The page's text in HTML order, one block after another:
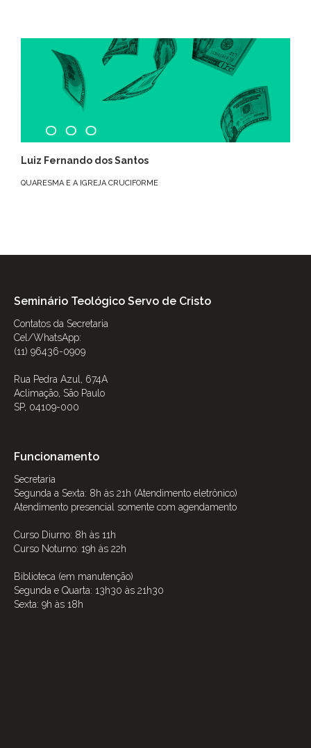
Luiz Fernando dos Santos
QUARESMA E A IGREJA CRUCIFORME
Seminário Teológico Servo de Cristo
Contatos da Secretaria
Cel/WhatsApp:
(11) 96436-0909
Rua Pedra Azul, 674A
Aclimação, São Paulo
SP, 04109-000
Funcionamento
Secretaria
Segunda a Sexta: 8h às 21h (Atendimento eletrônico)
Atendimento presencial somente com agendamento
Curso Diurno: 8h às 11h
Curso Noturno: 19h às 22h
Biblioteca (em manutenção)
Segunda e Quarta: 13h30 às 21h30
Sexta: 9h às 18h